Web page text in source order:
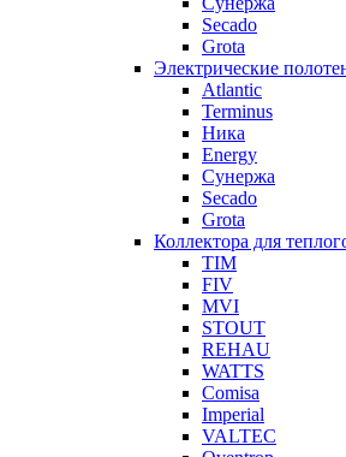
Secado
Grota
Электрические
Atlantic
Terminus
Ника
Energy
Сунержа
Secado
Grota
Коллектора для
TIM
FIV
MVI
STOUT
REHAU
WATTS
Comisa
Imperial
VALTEC